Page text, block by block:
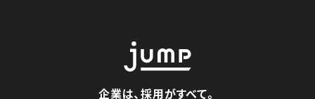
企業は、採用がすべて。